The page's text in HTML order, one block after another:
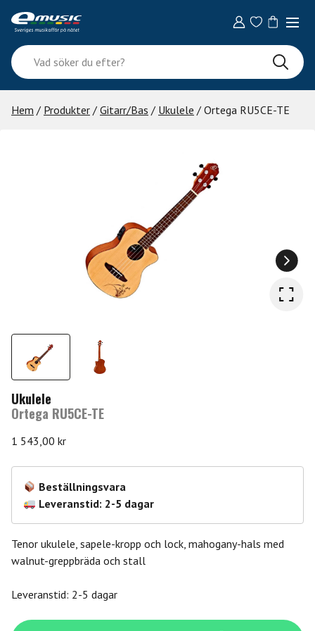
content
Vad
söker
du
efter?
Hem / Produkter / Gitarr/Bas / Ukulele / Ortega RU5CE-TE
Ukulele
Ortega RU5CE-TE
1 543,00 kr
Beställningsvara
Leveranstid: 2-5 dagar
Tenor ukulele, sapele-kropp och lock, mahogany-hals med
walnut-greppbräda och stall
Leveranstid: 2-5 dagar
Ortega